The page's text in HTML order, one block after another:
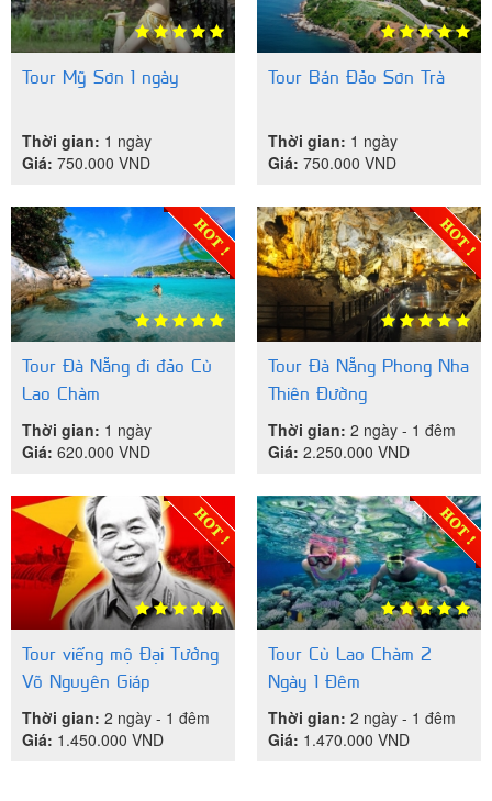
Tour Mỹ Sơn 1 ngày
Thời gian: 1 ngày
Giá: 750.000 VND
Tour Bán Đảo Sơn Trà
Thời gian: 1 ngày
Giá: 750.000 VND
Tour Đà Nẵng đi đảo Cù
Lao Chàm
Thời gian: 1 ngày
Giá: 620.000 VND
Tour Đà Nẵng Phong Nha
Thiên Đường
Thời gian: 2 ngày - 1 đêm
Giá: 2.250.000 VND
Tour viếng mộ Đại Tướng
Võ Nguyên Giáp
Thời gian: 2 ngày - 1 đêm
Giá: 1.450.000 VND
Tour Cù Lao Chàm 2
Ngày 1 Đêm
Thời gian: 2 ngày - 1 đêm
Giá: 1.470.000 VND